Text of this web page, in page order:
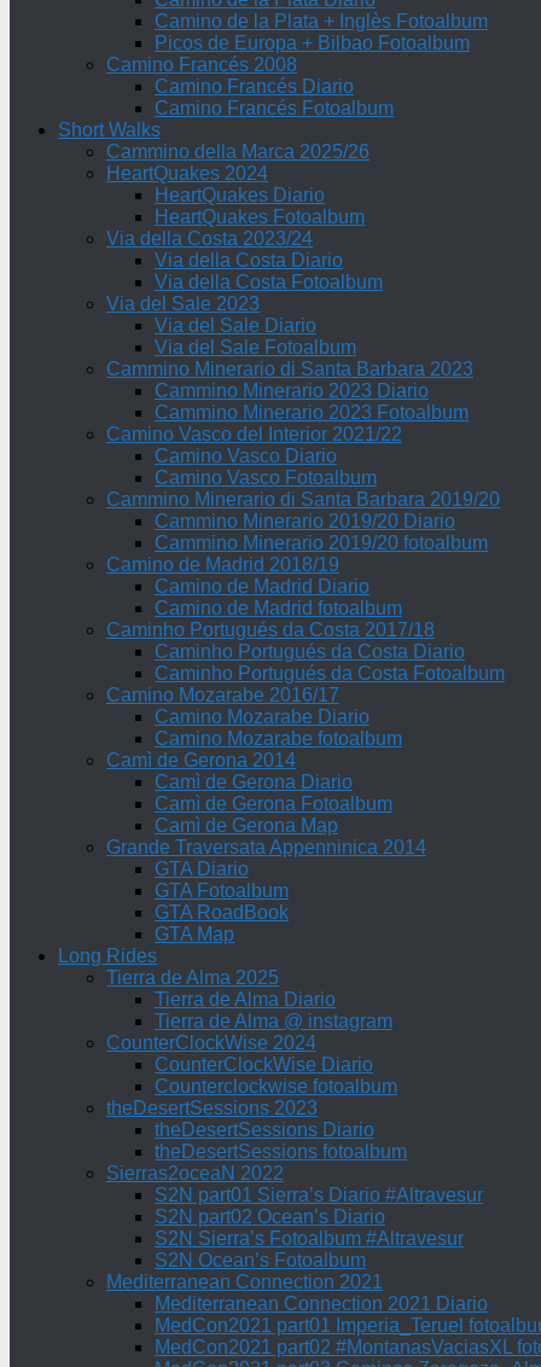
Camino de la Plata + Inglès Fotoalbum
Picos de Europa + Bilbao Fotoalbum
Camino Francés 2008
Camino Francés Diario
Camino Francés Fotoalbum
Short Walks
Cammino della Marca 2025/26
HeartQuakes 2024
HeartQuakes Diario
HeartQuakes Fotoalbum
Via della Costa 2023/24
Via della Costa Diario
Via della Costa Fotoalbum
Via del Sale 2023
Via del Sale Diario
Via del Sale Fotoalbum
Cammino Minerario di Santa Barbara 2023
Cammino Minerario 2023 Diario
Cammino Minerario 2023 Fotoalbum
Camino Vasco del Interior 2021/22
Camino Vasco Diario
Camino Vasco Fotoalbum
Cammino Minerario di Santa Barbara 2019/20
Cammino Minerario 2019/20 Diario
Cammino Minerario 2019/20 fotoalbum
Camino de Madrid 2018/19
Camino de Madrid Diario
Camino de Madrid fotoalbum
Caminho Portugués da Costa 2017/18
Caminho Portugués da Costa Diario
Caminho Portugués da Costa Fotoalbum
Camino Mozarabe 2016/17
Camino Mozarabe Diario
Camino Mozarabe fotoalbum
Camì de Gerona 2014
Camì de Gerona Diario
Camì de Gerona Fotoalbum
Camì de Gerona Map
Grande Traversata Appenninica 2014
GTA Diario
GTA Fotoalbum
GTA RoadBook
GTA Map
Long Rides
Tierra de Alma 2025
Tierra de Alma Diario
Tierra de Alma @ instagram
CounterClockWise 2024
CounterClockWise Diario
Counterclockwise fotoalbum
theDesertSessions 2023
theDesertSessions Diario
theDesertSessions fotoalbum
Sierras2oceaN 2022
S2N part01 Sierra’s Diario #Altravesur
S2N part02 Ocean’s Diario
S2N Sierra’s Fotoalbum #Altravesur
S2N Ocean’s Fotoalbum
Mediterranean Connection 2021
Mediterranean Connection 2021 Diario
MedCon2021 part01 Imperia_Teruel
MedCon2021 part02 #MontanasVaciasXL